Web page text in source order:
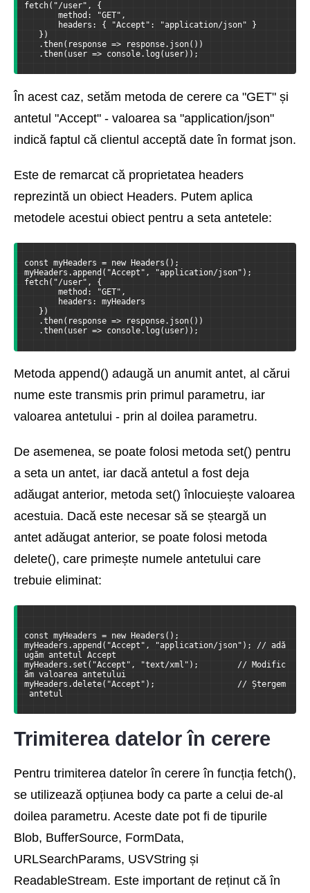
fetch("/user", {
method: "GET",
headers: { "Accept": "application/json" }
})
.then(response => response.json())
.then(user => console.log(user));
În acest caz, setăm metoda de cerere ca "GET" și
antetul "Accept" - valoarea sa "application/json"
indică faptul că clientul acceptă date în format json.
Este de remarcat că proprietatea headers
reprezintă un obiect Headers. Putem aplica
metodele acestui obiect pentru a seta antetele:
const myHeaders = new Headers();
myHeaders.append("Accept", "application/json");
fetch("/user", {
method: "GET",
headers: myHeaders
})
.then(response => response.json())
.then(user => console.log(user));
Metoda append() adaugă un anumit antet, al cărui
nume este transmis prin primul parametru, iar
valoarea antetului - prin al doilea parametru.
De asemenea, se poate folosi metoda set() pentru
a seta un antet, iar dacă antetul a fost deja
adăugat anterior, metoda set() înlocuiește valoarea
acestuia. Dacă este necesar să se șteargă un
antet adăugat anterior, se poate folosi metoda
delete(), care primește numele antetului care
trebuie eliminat:
const myHeaders = new Headers();
myHeaders.append("Accept", "application/json"); // adă
ugăm antetul Accept
myHeaders.set("Accept", "text/xml");        // Modific
ăm valoarea antetului
myHeaders.delete("Accept");                 // Ștergem
antetul
Trimiterea datelor în cerere
Pentru trimiterea datelor în cerere în funcția fetch(),
se utilizează opțiunea body ca parte a celui de-al
doilea parametru. Aceste date pot fi de tipurile
Blob, BufferSource, FormData,
URLSearchParams, USVString și
ReadableStream. Este important de reținut că în